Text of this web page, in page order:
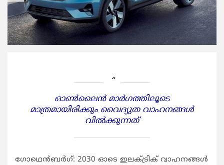
ഓണ്‍ലൈന്‍ മാര്‍ഗത്തിലൂടെ
മാത്രമായിരിക്കും വൈദ്യുത വാഹനങ്ങള്‍
വില്‍ക്കുന്നത്
ഗോഥെന്‍ബര്‍ഗ്: 2030 ഓടെ ഇലക്ട്രിക് വാഹനങ്ങള്‍